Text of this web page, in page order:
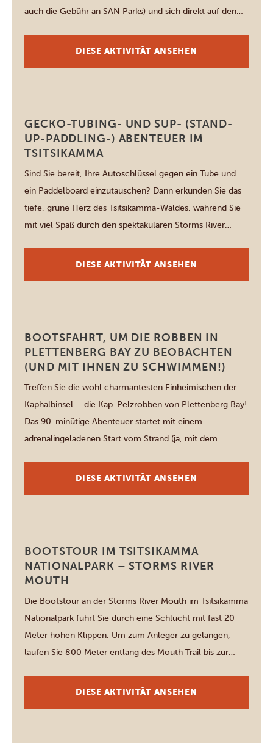
auch die Gebühr an SAN Parks) und sich direkt auf den
großen spritzwassergeschützten Eimern ausgestattet,
DIESE AKTIVITÄT ANSEHEN
Tsitsikamma National Park
GECKO-TUBING- UND SUP- (STAND-
UP-PADDLING-) ABENTEUER IM
TSITSIKAMMA
Sind Sie bereit, Ihre Autoschlüssel gegen ein Tube und
ein Paddelboard einzutauschen? Dann erkunden Sie das
tiefe, grüne Herz des Tsitsikamma-Waldes, während Sie
mit viel Spaß durch den spektakulären Storms River
SUP-Abenteuer ist perfekt für die ganze Familie –
DIESE AKTIVITÄT ANSEHEN
Plettenberg
BOOTSFAHRT, UM DIE ROBBEN IN
PLETTENBERG BAY ZU BEOBACHTEN
(UND MIT IHNEN ZU SCHWIMMEN!)
Treffen Sie die wohl charmantesten Einheimischen der
Kaphalbinsel – die Kap-Pelzrobben von Plettenberg Bay!
Das 90-minütige Abenteuer startet mit einem
adrenalingeladenen Start vom Strand (ja, mit dem
der Robberg Peninsula über. Diese beherbergt rund
DIESE AKTIVITÄT ANSEHEN
Tsitsikamma National Park
BOOTSTOUR IM TSITSIKAMMA
NATIONALPARK – STORMS RIVER
MOUTH
Die Bootstour an der Storms River Mouth im Tsitsikamma
Nationalpark führt Sie durch eine Schlucht mit fast 20
Meter hohen Klippen. Um zum Anleger zu gelangen,
laufen Sie 800 Meter entlang des Mouth Trail bis zur
ablegt. Das Boot bietet Platz für bis zu 22 Passagiere und
DIESE AKTIVITÄT ANSEHEN